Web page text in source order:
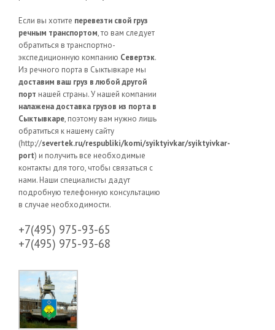
Если вы хотите перевезти свой груз
речным транспортом, то вам следует
обратиться в транспортно-
экспедиционную компанию Севертэк.
Из речного порта в Сыктывкаре мы
доставим ваш груз в любой другой
порт нашей страны. У нашей компании
налажена доставка грузов из порта в
Сыктывкаре, поэтому вам нужно лишь
обратиться к нашему сайту
(http://severtek.ru/respubliki/komi/syiktyivkar/syiktyivkar-
port) и получить все необходимые
контакты для того, чтобы связаться с
нами. Наши специалисты дадут
подробную телефонную консультацию
в случае необходимости.
+7(495) 975-93-65
+7(495) 975-93-68